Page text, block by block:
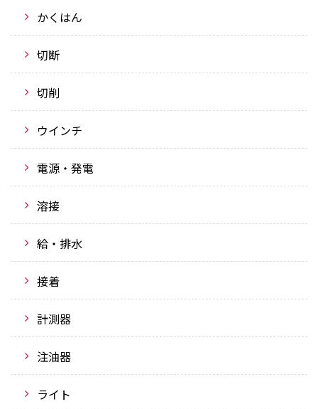
かくはん
切断
切削
ウインチ
電源・発電
溶接
給・排水
接着
計測器
注油器
ライト